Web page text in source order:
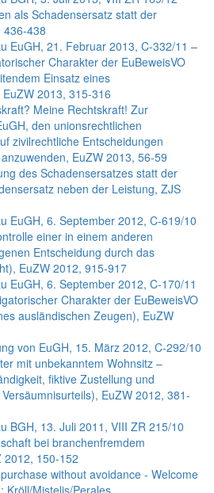
als Schadensersatz statt der
436-438
EuGH, 21. Februar 2013, C-332/11 –
Charakter der EuBeweisVO
Einsatz eines
2013, 315-316
Meine Rechtskraft! Zur
den unionsrechtlichen
zivilrechtliche Entscheidungen
EuZW 2013, 56-59
des Schadensersatzes statt der
neben der Leistung, ZJS
EuGH, 6. September 2012, C-619/10
einer in einem anderen
Entscheidung durch das
EuZW 2012, 915-917
EuGH, 6. September 2012, C-170/11
Charakter der EuBeweisVO
ausländischen Zeugen), EuZW
von EuGH, 15. März 2012, C-292/10
mit unbekanntem Wohnsitz –
fiktive Zustellung und
EuZW 2012, 381-
BGH, 13. Juli 2011, VIII ZR 215/10
bei branchenfremdem
2012, 150-152
without avoidance - Welcome
Kröll/Mistelis/Perales